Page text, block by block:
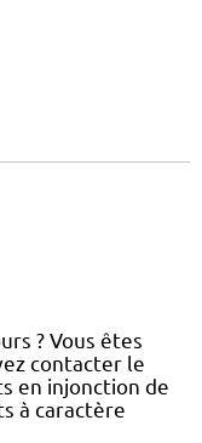
? Vous êtes
contacter le
en injonction de
à caractère